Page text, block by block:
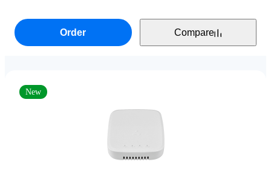
Order Compare
New